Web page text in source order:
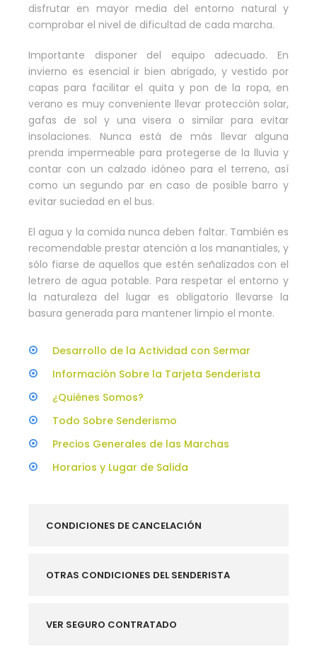
disfrutar en mayor media del entorno natural y
comprobar el nivel de dificultad de cada marcha.
Importante disponer del equipo adecuado. En
invierno es esencial ir bien abrigado, y vestido por
capas para facilitar el quita y pon de la ropa, en
verano es muy conveniente llevar protección solar,
gafas de sol y una visera o similar para evitar
insolaciones. Nunca está de más llevar alguna
prenda impermeable para protegerse de la lluvia y
contar con un calzado idóneo para el terreno, así
como un segundo par en caso de posible barro y
evitar suciedad en el bus.
El agua y la comida nunca deben faltar. También es
recomendable prestar atención a los manantiales, y
sólo fiarse de aquellos que estén señalizados con el
letrero de agua potable. Para respetar el entorno y
la naturaleza del lugar es obligatorio llevarse la
basura generada para mantener limpio el monte.
Desarrollo de la Actividad con Sermar
Información Sobre la Tarjeta Senderista
¿Quiénes Somos?
Todo Sobre Senderismo
Precios Generales de las Marchas
Horarios y Lugar de Salida
CONDICIONES DE CANCELACIÓN
OTRAS CONDICIONES DEL SENDERISTA
VER SEGURO CONTRATADO